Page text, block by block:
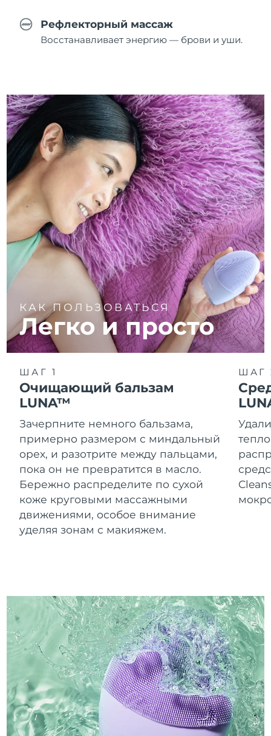
Рефлекторный массаж
Восстанавливает энергию — брови и уши.
КАК ПОЛЬЗОВАТЬСЯ
Легко и просто
ШАГ 1
Очищающий бальзам
LUNA™
Зачерпните немного бальзама,
примерно размером с миндальный
орех, и разотрите между пальцами,
пока он не превратится в масло.
Бережно распределите по сухой
коже круговыми массажными
движениями, особое внимание
уделяя зонам с макияжем.
ШАГ